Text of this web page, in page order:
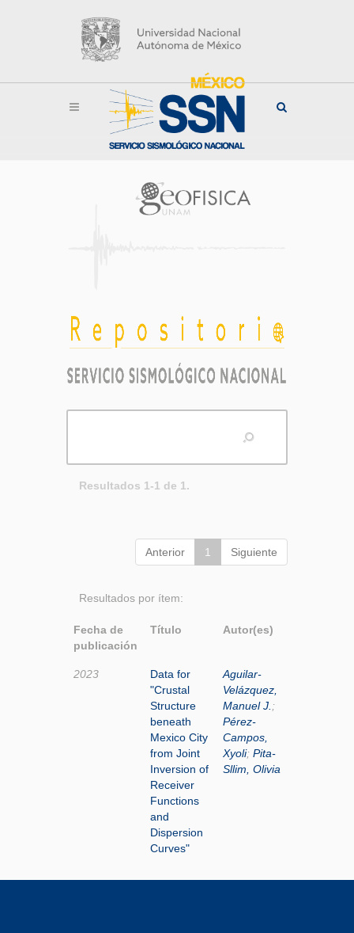
Resultados 1-1 de 1.
Anterior 1 Siguiente
Resultados por ítem:
Fecha de
publicación
Título Autor(es)
2023
Data for
"Crustal
Structure
beneath
Mexico City
from Joint
Inversion of
Receiver
Functions
and
Dispersion
Curves"
Aguilar-
Velázquez,
Manuel J. ;
Pérez-
Campos,
Xyoli; Pita-
Sllim, Olivia